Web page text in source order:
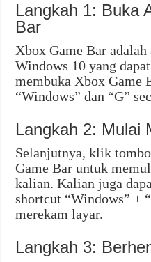
Langkah 1: Buka
Bar
Xbox Game Bar
Windows 10 yang
membuka Xbox Game
“Windows” dan “G”
Langkah 2: Mulai
Selanjutnya, klik
Game Bar untuk
kalian. Kalian juga
shortcut “Windows” +
merekam layar.
Langkah 3: